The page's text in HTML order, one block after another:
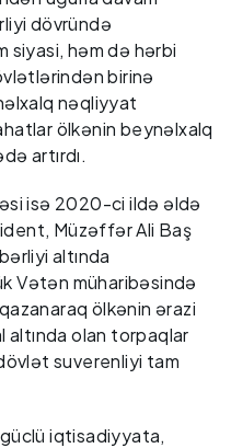
dövründə
siyasi, həm də hərbi
birinə
nəqliyyat
ölkənin beynəlxalq
artırdı.
isə 2020-ci ildə əldə
Müzəffər Ali Baş
altında
Vətən müharibəsində
ölkənin ərazi
olan torpaqlar
suverenliyi tam
iqtisadiyyata,